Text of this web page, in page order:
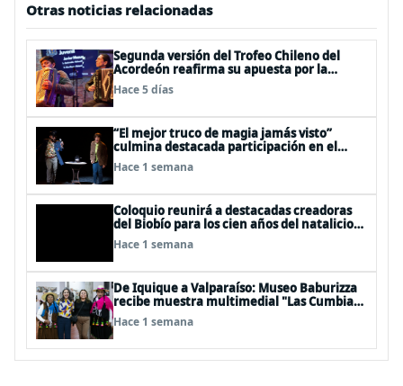
Otras noticias relacionadas
Segunda versión del Trofeo Chileno del
Acordeón reafirma su apuesta por la
profesionalización del instrumento en
Chile
Hace 5 días
“El mejor truco de magia jamás visto”
culmina destacada participación en el
Festival Off Avignon 2026
Hace 1 semana
Coloquio reunirá a destacadas creadoras
del Biobío para los cien años del natalicio
del artista textil y artesano tomecino
Héctor Herrera “El Pajarero”
Hace 1 semana
De Iquique a Valparaíso: Museo Baburizza
recibe muestra multimedial "Las Cumbias
que escuchamos allá arriba"
Hace 1 semana